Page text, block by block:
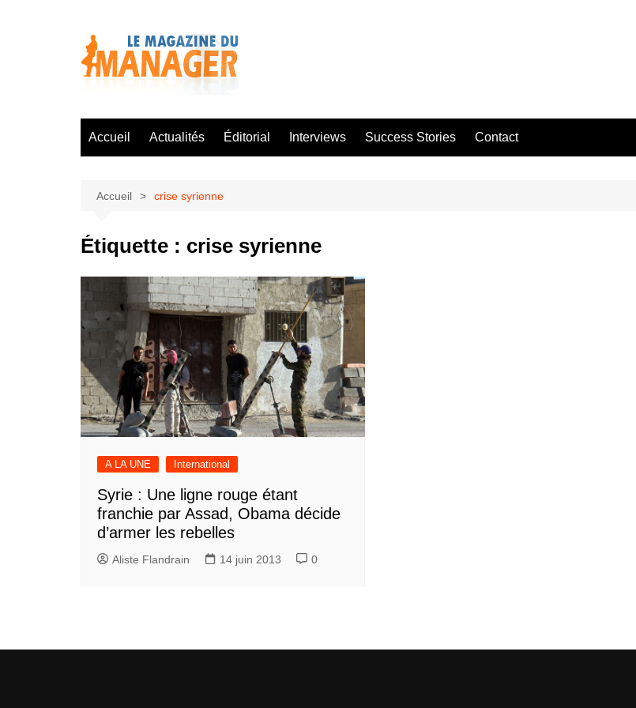
Accueil Actualités Éditorial Interviews Success Stories Contact
Accueil crise syrienne
Étiquette : crise syrienne
A LA UNE International
Syrie : Une ligne rouge étant
franchie par Assad, Obama décide
d’armer les rebelles
Aliste Flandrain 14 juin 2013 0